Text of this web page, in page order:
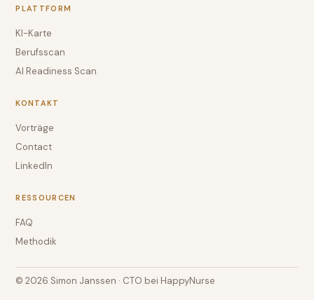
PLATTFORM
KI-Karte
Berufsscan
AI Readiness Scan
KONTAKT
Vorträge
Contact
LinkedIn
RESSOURCEN
FAQ
Methodik
© 2026 Simon Janssen · CTO bei HappyNurse